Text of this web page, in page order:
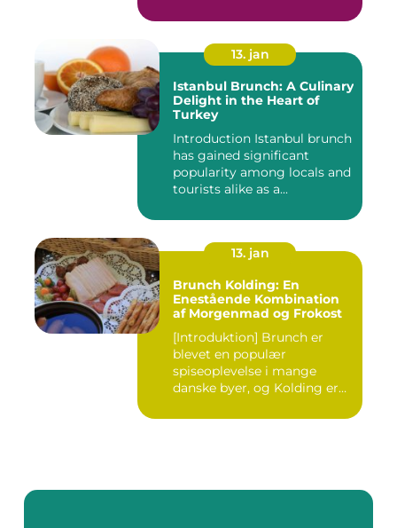
13. jan
Istanbul Brunch: A Culinary
Delight in the Heart of
Turkey
Introduction Istanbul brunch
has gained significant
popularity among locals and
tourists alike as a...
13. jan
Brunch Kolding: En
Enestående Kombination
af Morgenmad og Frokost
[Introduktion] Brunch er
blevet en populær
spiseoplevelse i mange
danske byer, og Kolding er